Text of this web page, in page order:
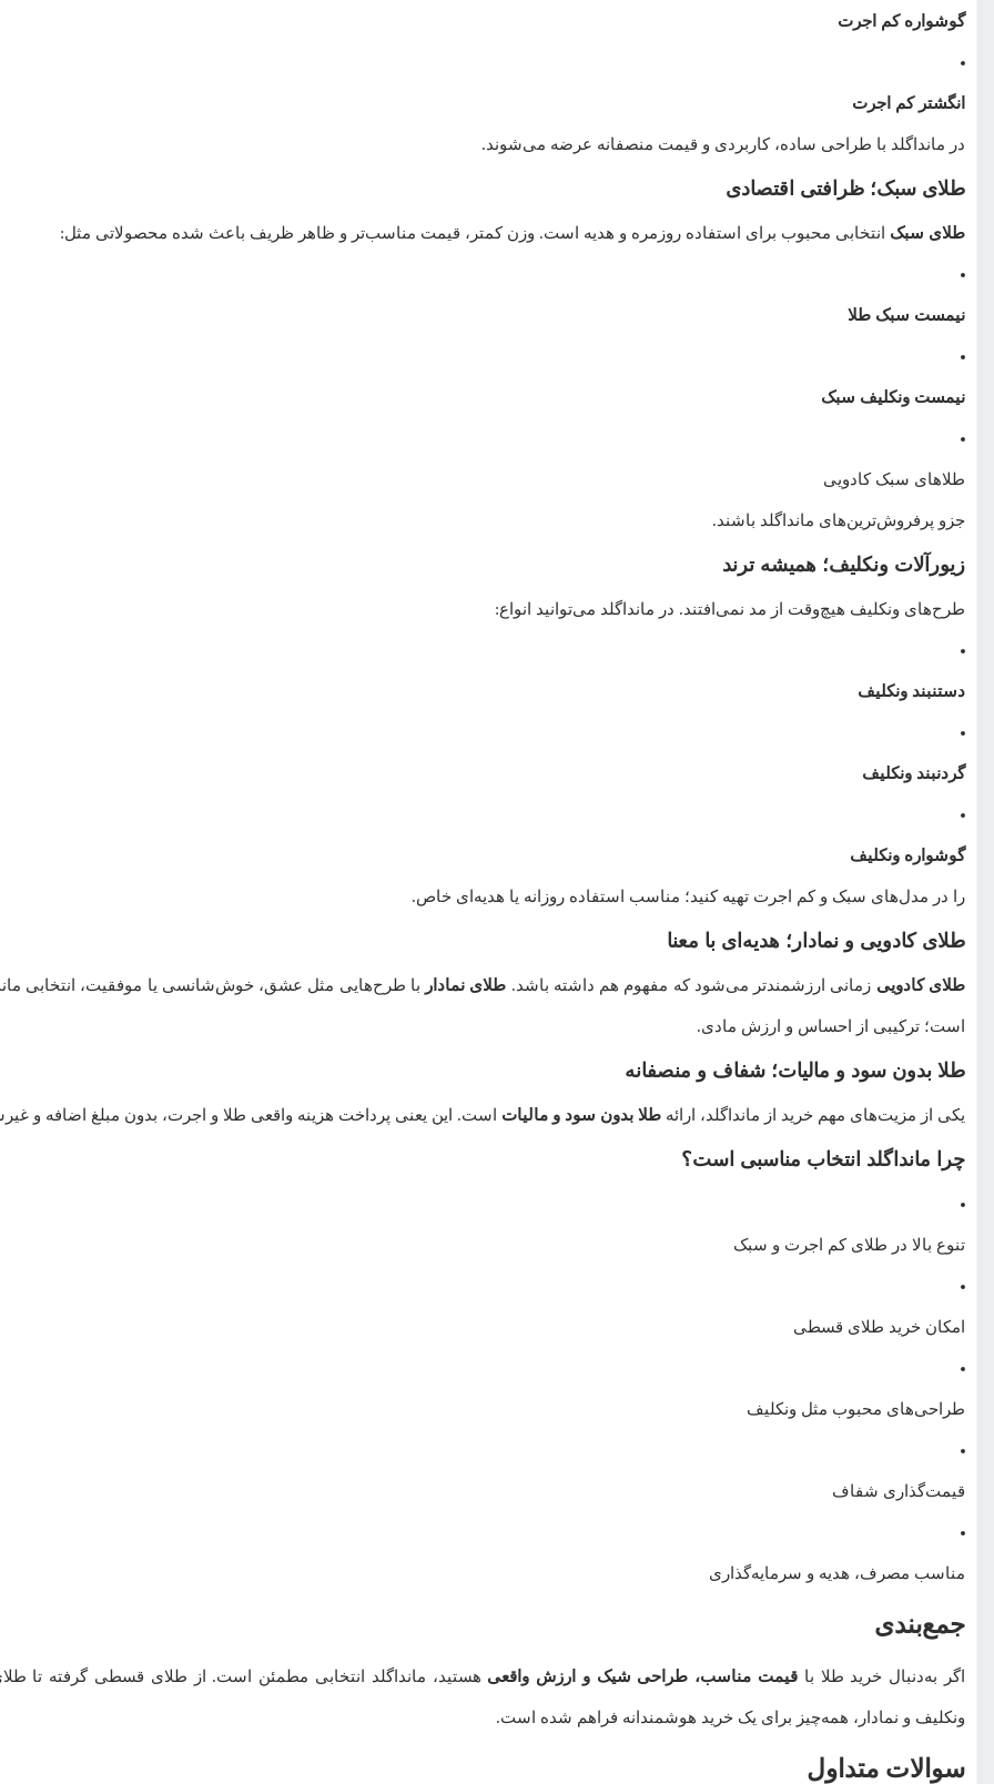
گوشواره کم اجرت
انگشتر کم اجرت
در مانداگلد با طراحی ساده، کاربردی و قیمت منصفانه عرضه می‌شوند.
طلای سبک؛ ظرافتی اقتصادی
طلای سبک انتخابی محبوب برای استفاده روزمره و هدیه است. وزن کمتر، قیمت مناسب‌تر و ظاهر ظریف باعث شده محصولاتی مثل:
نیمست سبک طلا
نیمست ونکلیف سبک
طلاهای سبک کادویی
جزو پرفروش‌ترین‌های مانداگلد باشند.
زیورآلات ونکلیف؛ همیشه ترند
طرح‌های ونکلیف هیچ‌وقت از مد نمی‌افتند. در مانداگلد می‌توانید انواع:
دستنبند ونکلیف
گردنبند ونکلیف
گوشواره ونکلیف
را در مدل‌های سبک و کم اجرت تهیه کنید؛ مناسب استفاده روزانه یا هدیه‌ای خاص.
طلای کادویی و نمادار؛ هدیه‌ای با معنا
طلای کادویی زمانی ارزشمندتر می‌شود که مفهوم هم داشته باشد. طلای نمادار با طرح‌هایی مثل عشق، خوش‌شانسی یا موفقیت، انتخابی
است؛ ترکیبی از احساس و ارزش مادی.
طلا بدون سود و مالیات؛ شفاف و منصفانه
یکی از مزیت‌های مهم خرید از مانداگلد، ارائه طلا بدون سود و مالیات است. این یعنی پرداخت هزینه واقعی طلا و اجرت، بدون مبلغ اضافه و
چرا مانداگلد انتخاب مناسبی است؟
تنوع بالا در طلای کم اجرت و سبک
امکان خرید طلای قسطی
طراحی‌های محبوب مثل ونکلیف
قیمت‌گذاری شفاف
مناسب مصرف، هدیه و سرمایه‌گذاری
جمع‌بندی
اگر به‌دنبال خرید طلا با قیمت مناسب، طراحی شیک و ارزش واقعی هستید، مانداگلد انتخابی مطمئن است. از طلای قسطی گرفته تا
ونکلیف و نمادار، همه‌چیز برای یک خرید هوشمندانه فراهم شده است.
سوالات متداول